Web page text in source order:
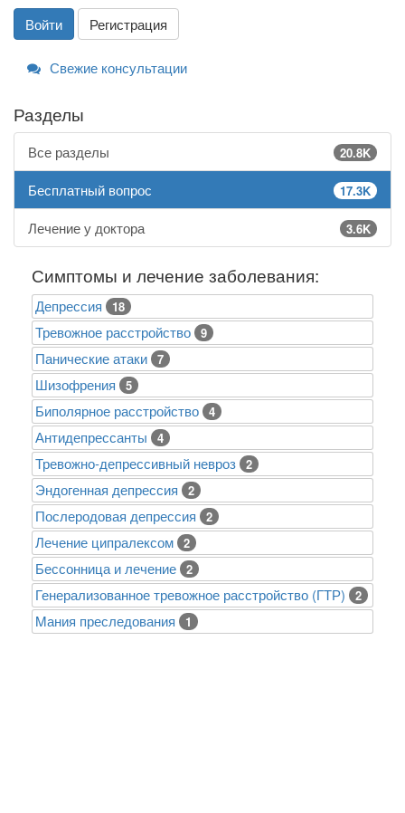
Войти
Регистрация
Свежие консультации
Разделы
Все разделы 20.8K
Бесплатный вопрос 17.3K
Лечение у доктора 3.6K
Симптомы и лечение заболевания:
Депрессия 18
Тревожное расстройство 9
Панические атаки 7
Шизофрения 5
Биполярное расстройство 4
Антидепрессанты 4
Тревожно-депрессивный невроз 2
Эндогенная депрессия 2
Послеродовая депрессия 2
Лечение ципралексом 2
Бессонница и лечение 2
Генерализованное тревожное расстройство (ГТР) 2
Mания преследования 1